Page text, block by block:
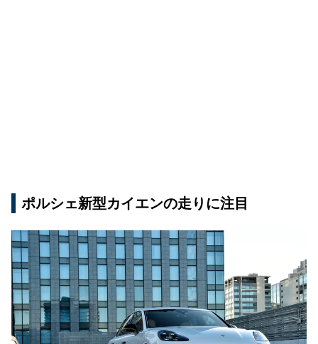
ポルシェ新型カイエンの走りに注目